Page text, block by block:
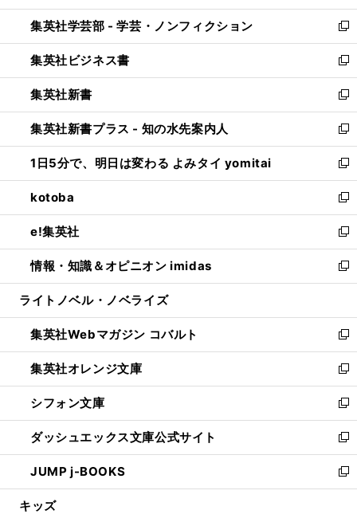
開
く
ウ
で
開
く
ン
ド
ウ
で
開
く
ウ
ィ
ン
ド
ウ
で
開
く
集英社学芸部 - 学芸・ノンフィクション
新
し
い
ウ
ィ
ン
ド
ウ
で
開
く
集英社ビジネス書
新
し
い
ウ
ィ
ン
ド
ウ
で
開
く
集英社新書
新
し
い
ウ
ィ
ン
ド
ウ
で
開
く
集英社新書プラス - 知の水先案内人
新
し
い
ウ
ィ
ン
ド
ウ
で
開
1日5分で、明日は変わる よみタイ yomitai
新
し
い
ウ
ィ
ン
ド
ウ
開
く
kotoba
新
し
い
ウ
ィ
ン
ウ
で
開
く
e!集英社
新
し
い
ウ
ン
ド
ウ
で
開
く
情報・知識＆オピニオン imidas
新
し
ウ
ィ
ン
ド
ウ
で
開
く
ライトノベル・ノベライズ
集英社Webマガジン コバルト
新
し
い
ウ
ィ
ン
ド
ウ
で
開
集英社オレンジ文庫
新
し
い
ウ
ィ
ン
ド
ウ
シフォン文庫
新
し
い
ウ
ィ
ン
ダッシュエックス文庫公式サイト
新
し
い
ウ
JUMP j-BOOKS
新
し
キッズ